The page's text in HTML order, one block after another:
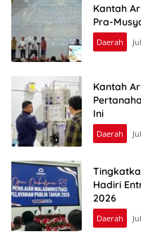
Kantah
Pra-
Daerah
Kantah
Ini
Daerah
Hadiri
2026
Daerah